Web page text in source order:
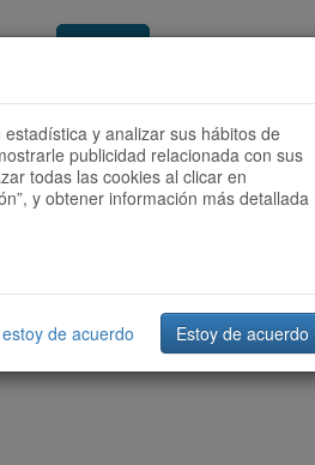
Acceder Registrate ahora
Cómo funciona
Ordenar por: Más recientes /
y analizar sus hábitos de
publicidad relacionada con sus
todas las cookies al clicar en
y obtener información más detallada
de acuerdo Estoy de acuerdo